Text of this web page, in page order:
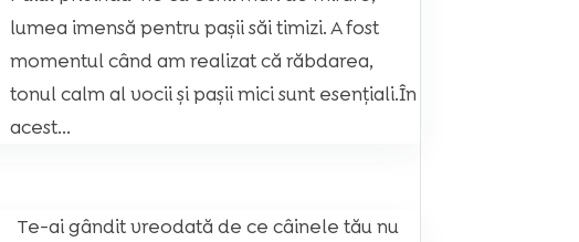
lumea imensă pentru pașii săi timizi. A fost
momentul când am realizat că răbdarea,
tonul calm al vocii și pașii mici sunt esențiali.În
acest...
Te-ai gândit vreodată de ce câinele tău nu